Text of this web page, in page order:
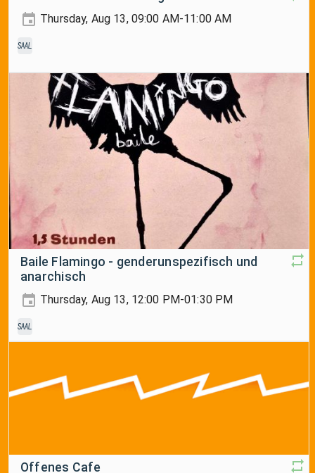
Thursday, Aug 13, 09:00 AM-11:00 AM
Saal
Baile Flamingo - genderunspezifisch und
anarchisch
Thursday, Aug 13, 12:00 PM-01:30 PM
Saal
Offenes Cafe